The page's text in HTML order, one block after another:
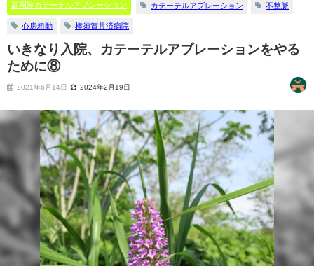
高周波カテーテルアブレーション カテーテルアブレーション 不整脈
心房粗動 横須賀共済病院
いきなり入院、カテーテルアブレーションをやる
ために⑧
2021年6月14日 2024年2月19日